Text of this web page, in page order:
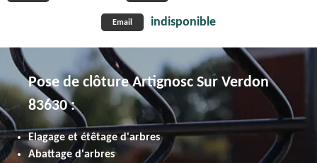
Email indisponible
Pose de clôture Artignosc Sur Verdon
83630 :
Elagage et étêtage d'arbres
Abattage d'arbres